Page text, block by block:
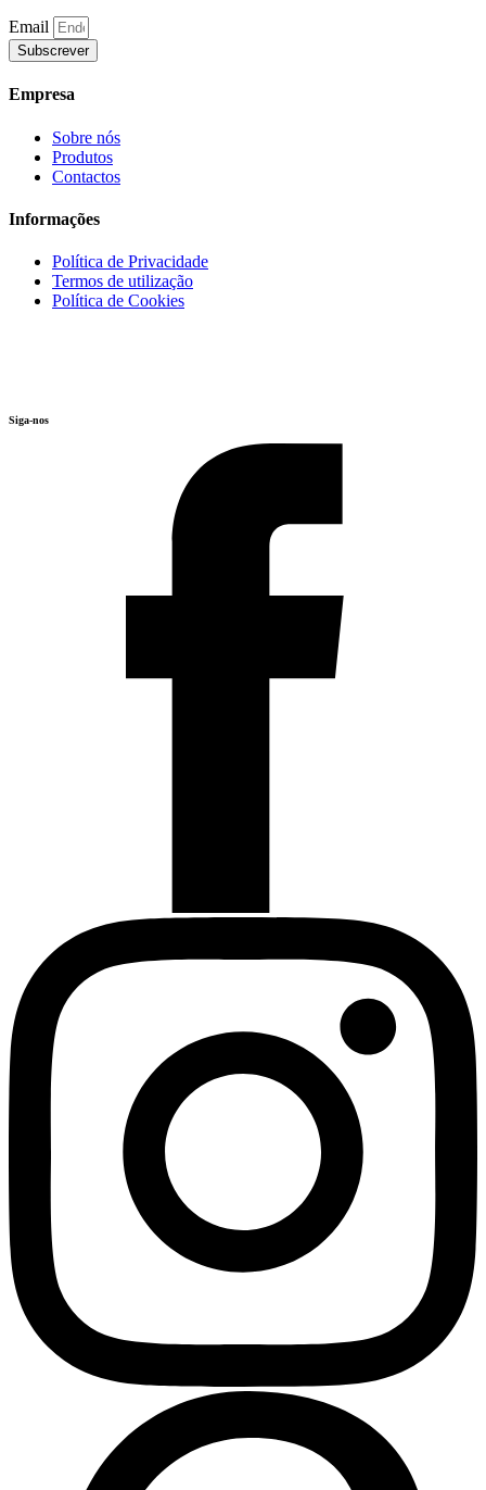
Email
Subscrever
Empresa
Sobre nós
Produtos
Contactos
Informações
Política de Privacidade
Termos de utilização
Política de Cookies
Siga-nos